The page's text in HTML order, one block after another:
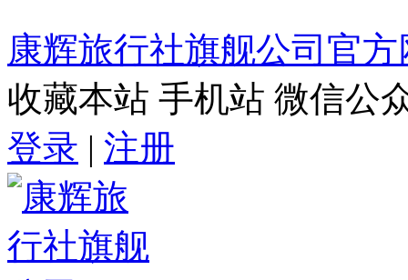
康辉旅行社旗舰公司官方
收藏本站 手机站 微信公
登录 | 注册